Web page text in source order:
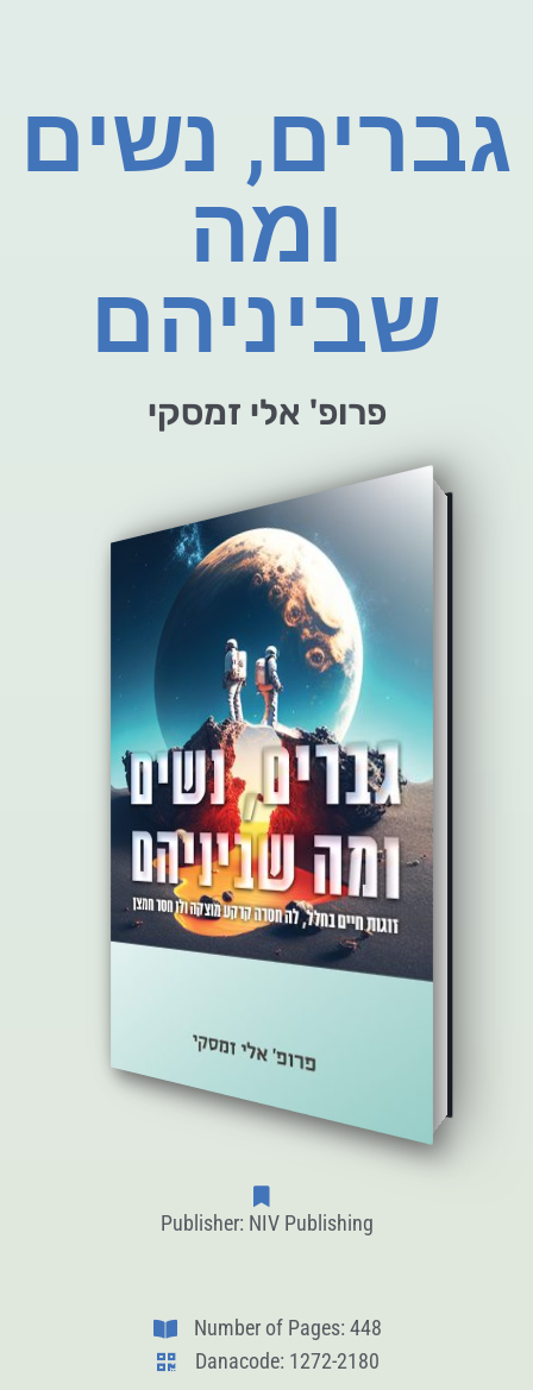
גברים, נשים
ומה
שביניהם
פרופ' אלי זמסקי
Publisher: NIV Publishing
Number of Pages: 448
Danacode: 1272-2180